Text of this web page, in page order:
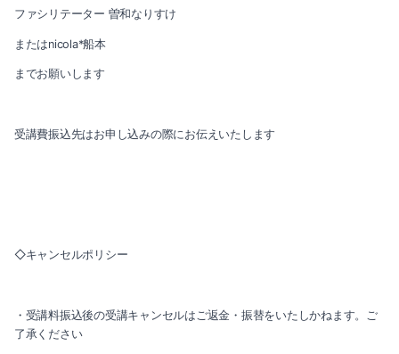
ファシリテーター 曽和なりすけ
またはnicola*船本
までお願いします
受講費振込先はお申し込みの際にお伝えいたします
◇キャンセルポリシー
・受講料振込後の受講キャンセルはご返金・振替をいたしかねます。ご
了承ください